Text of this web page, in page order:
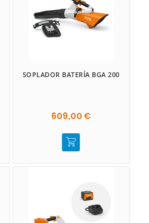
SOPLADOR BATERÍA BGA 200
609,00 €